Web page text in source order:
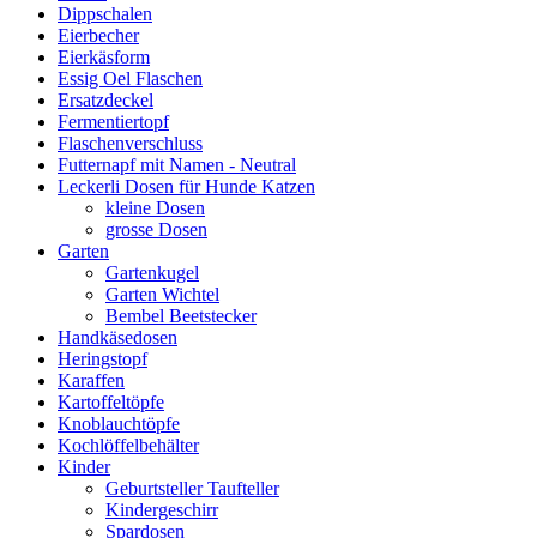
Dippschalen
Eierbecher
Eierkäsform
Essig Oel Flaschen
Ersatzdeckel
Fermentiertopf
Flaschenverschluss
Futternapf mit Namen - Neutral
Leckerli Dosen für Hunde Katzen
kleine Dosen
grosse Dosen
Garten
Gartenkugel
Garten Wichtel
Bembel Beetstecker
Handkäsedosen
Heringstopf
Karaffen
Kartoffeltöpfe
Knoblauchtöpfe
Kochlöffelbehälter
Kinder
Geburtsteller Taufteller
Kindergeschirr
Spardosen